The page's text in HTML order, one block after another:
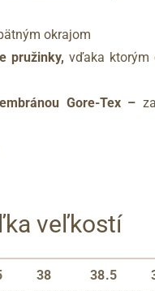
okrajom
pružinky, vďaka ktorým
Gore-Tex –
veľkostí
38 38.5